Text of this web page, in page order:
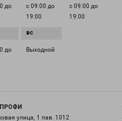
до
с 09:00 до
19:00
с 09:00 до
19:00
до
Выходной
улица, 1 пав. 1012